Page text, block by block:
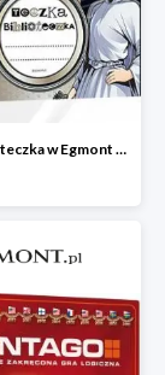
Teczka biblioteczka w Egmont -50%